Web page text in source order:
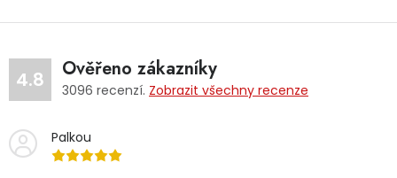
4.8 Ověřeno zákazníky
3096 recenzí. Zobrazit všechny recenze
Palkou